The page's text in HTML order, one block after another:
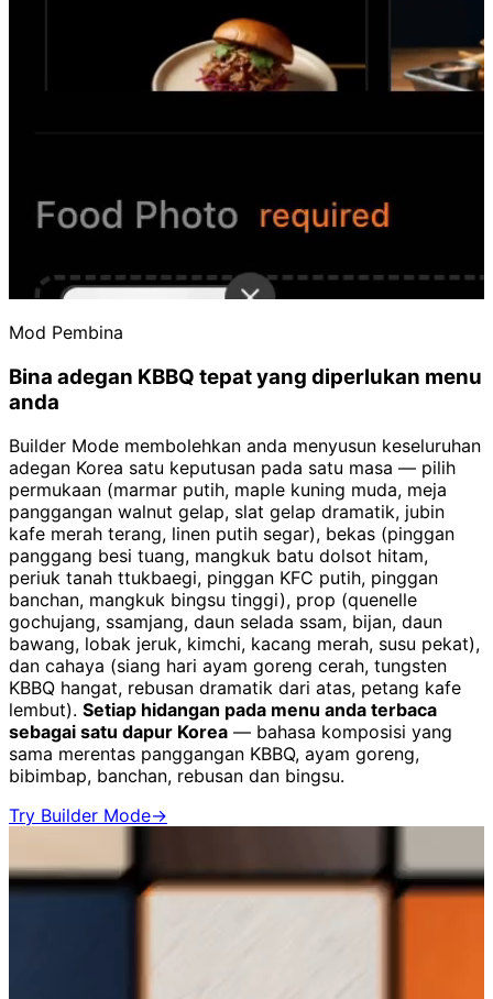
Mod Pembina
Bina adegan KBBQ tepat yang diperlukan menu
anda
Builder Mode membolehkan anda menyusun keseluruhan
adegan Korea satu keputusan pada satu masa — pilih
permukaan (marmar putih, maple kuning muda, meja
panggangan walnut gelap, slat gelap dramatik, jubin
kafe merah terang, linen putih segar), bekas (pinggan
panggang besi tuang, mangkuk batu dolsot hitam,
periuk tanah ttukbaegi, pinggan KFC putih, pinggan
banchan, mangkuk bingsu tinggi), prop (quenelle
gochujang, ssamjang, daun selada ssam, bijan, daun
bawang, lobak jeruk, kimchi, kacang merah, susu pekat),
dan cahaya (siang hari ayam goreng cerah, tungsten
KBBQ hangat, rebusan dramatik dari atas, petang kafe
lembut). Setiap hidangan pada menu anda terbaca
sebagai satu dapur Korea — bahasa komposisi yang
sama merentas panggangan KBBQ, ayam goreng,
bibimbap, banchan, rebusan dan bingsu.
Try Builder Mode→